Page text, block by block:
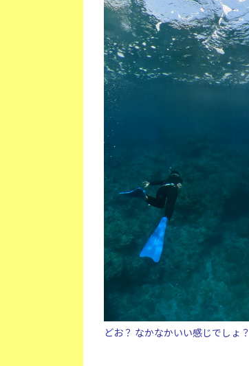
どお？ なかなかいい感じでしょ？